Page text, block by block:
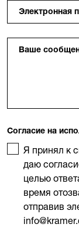
Электронная
Ваше
Согласие на
Я принял к
даю
целью
время
отправив